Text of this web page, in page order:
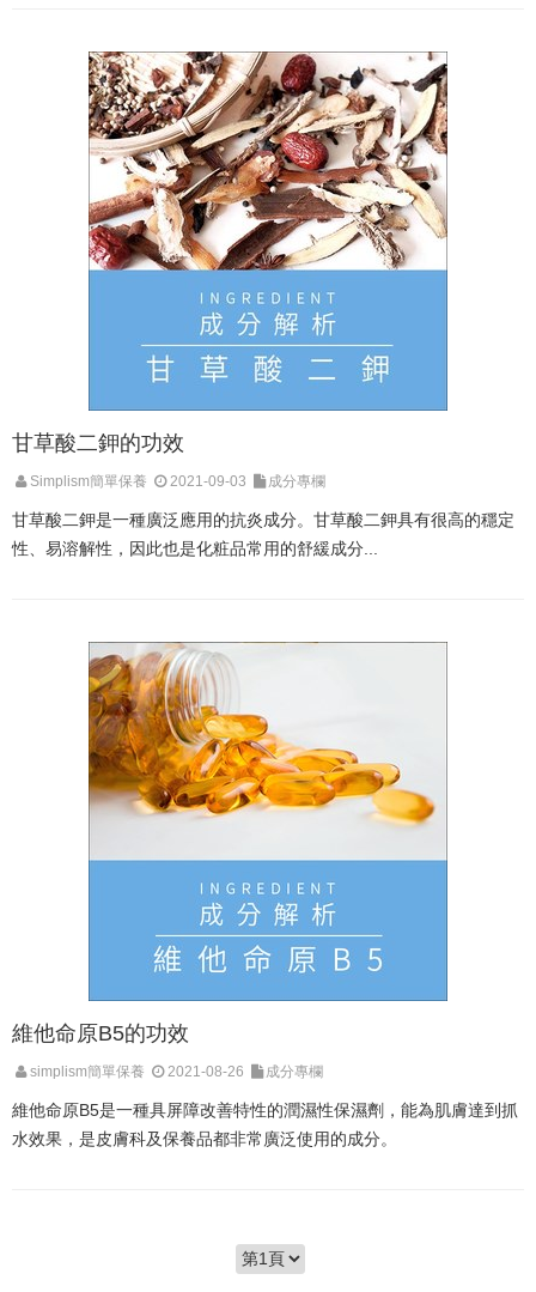
甘草酸二鉀的功效
Simplism簡單保養 2021-09-03 成分專欄
甘草酸二鉀是一種廣泛應用的抗炎成分。甘草酸二鉀具有很高的穩定
性、易溶解性，因此也是化粧品常用的舒緩成分...
維他命原B5的功效
simplism簡單保養 2021-08-26 成分專欄
維他命原B5是一種具屏障改善特性的潤濕性保濕劑，能為肌膚達到抓
水效果，是皮膚科及保養品都非常廣泛使用的成分。